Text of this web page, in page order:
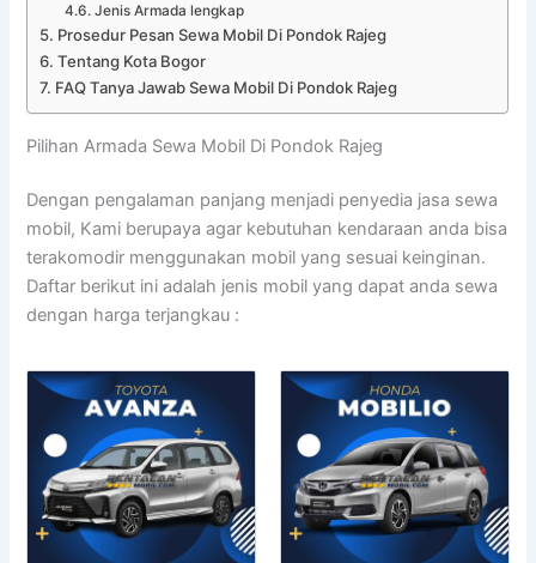
Jenis Armada lengkap
Prosedur Pesan Sewa Mobil Di Pondok Rajeg
Tentang Kota Bogor
FAQ Tanya Jawab Sewa Mobil Di Pondok Rajeg
Pilihan Armada Sewa Mobil Di Pondok Rajeg
Dengan pengalaman panjang menjadi penyedia jasa sewa
mobil, Kami berupaya agar kebutuhan kendaraan anda bisa
terakomodir menggunakan mobil yang sesuai keinginan.
Daftar berikut ini adalah jenis mobil yang dapat anda sewa
dengan harga terjangkau :